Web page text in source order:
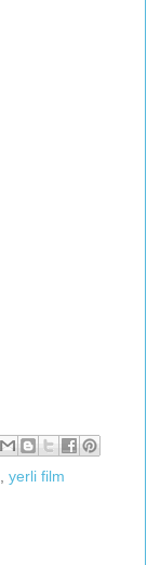
, yerli film